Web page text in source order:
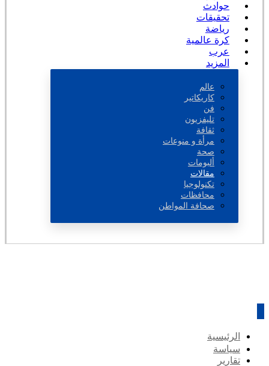
حوادث
تحقيقات
رياضة
كرة عالمية
عرب
المزيد
عالم
كاريكاتير
فن
تليفزيون
ثقافة
مرأة و منوعات
صحة
ألبومات
مقالات
تكنولوجيا
محافظات
صحافة المواطن
الرئيسية
سياسة
تقارير